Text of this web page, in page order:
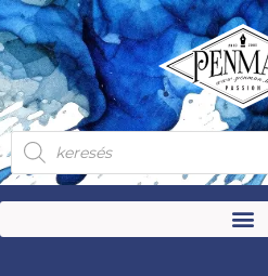
Skip
to
content
Products
search